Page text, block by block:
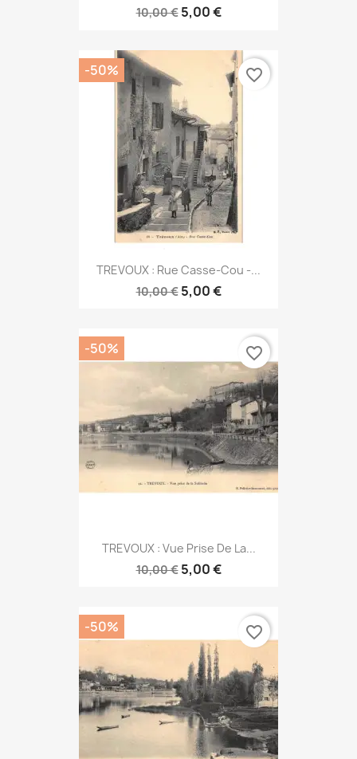
10,00 € 5,00 €
TREVOUX : Rue Casse-Cou -...
10,00 € 5,00 €
-50% favorite_border
TREVOUX : Vue Prise De La...
10,00 € 5,00 €
-50% favorite_border
-50% favorite_border